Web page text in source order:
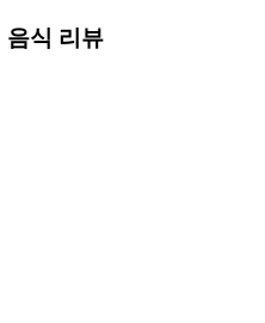
음식 리뷰